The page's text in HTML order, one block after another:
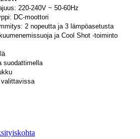
220-240V ~ 50-60Hz
DC-moottori
2 nopeutta ja 3 lämpöasetusta
ja Cool Shot -toiminto
suodattimella